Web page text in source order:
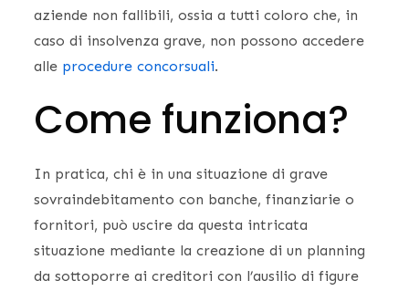
aziende non fallibili, ossia a tutti coloro che, in
caso di insolvenza grave, non possono accedere
alle procedure concorsuali.
Come funziona?
In pratica, chi è in una situazione di grave
sovraindebitamento con banche, finanziarie o
fornitori, può uscire da questa intricata
situazione mediante la creazione di un planning
da sottoporre ai creditori con l’ausilio di figure